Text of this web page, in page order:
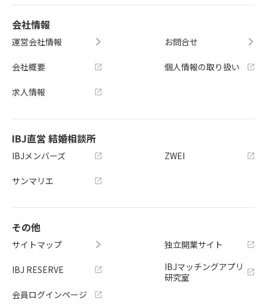
会社情報
運営会社情報
会社概要
求人情報
お問合せ
個人情報の取り扱い
IBJ直営 結婚相談所
IBJメンバーズ
サンマリエ
ZWEI
その他
サイトマップ
IBJ RESERVE
会員ログインページ
独立開業サイト
IBJマッチングアプリ
研究室